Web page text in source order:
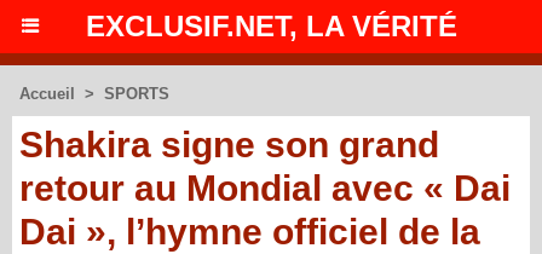
EXCLUSIF.NET, LA VÉRITÉ
Accueil > SPORTS
Shakira signe son grand
retour au Mondial avec « Dai
Dai », l’hymne officiel de la